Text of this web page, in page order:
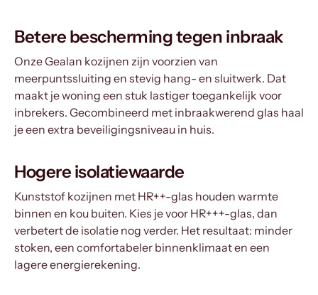
Betere bescherming tegen inbraak
Onze Gealan kozijnen zijn voorzien van
meerpuntssluiting en stevig hang- en sluitwerk. Dat
maakt je woning een stuk lastiger toegankelijk voor
inbrekers. Gecombineerd met inbraakwerend glas haal
je een extra beveiligingsniveau in huis.
Hogere isolatiewaarde
Kunststof kozijnen met HR++-glas houden warmte
binnen en kou buiten. Kies je voor HR+++-glas, dan
verbetert de isolatie nog verder. Het resultaat: minder
stoken, een comfortabeler binnenklimaat en een
lagere energierekening.